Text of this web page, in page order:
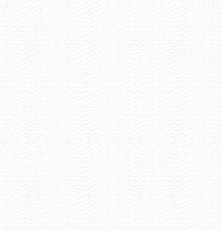
Letní Pétnaty
22.6.2026
Selekce pétnatů napříč styly i původem